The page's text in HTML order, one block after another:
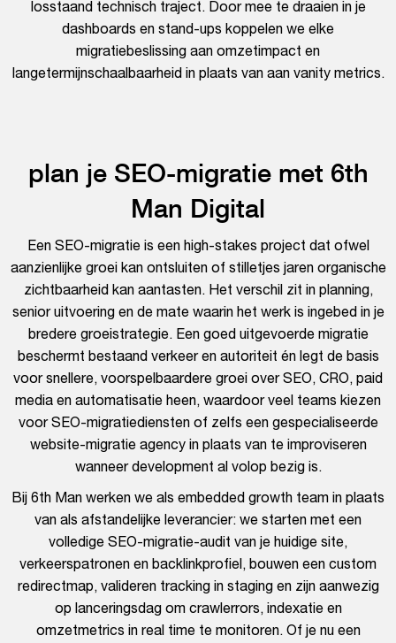
losstaand technisch traject. Door mee te draaien in je
dashboards en stand-ups koppelen we elke
migratiebeslissing aan omzetimpact en
langetermijnschaalbaarheid in plaats van aan vanity metrics.
plan je SEO-migratie met 6th
Man Digital
Een SEO-migratie is een high-stakes project dat ofwel
aanzienlijke groei kan ontsluiten of stilletjes jaren organische
zichtbaarheid kan aantasten. Het verschil zit in planning,
senior uitvoering en de mate waarin het werk is ingebed in je
bredere groeistrategie. Een goed uitgevoerde migratie
beschermt bestaand verkeer en autoriteit én legt de basis
voor snellere, voorspelbaardere groei over SEO, CRO, paid
media en automatisatie heen, waardoor veel teams kiezen
voor SEO-migratiediensten of zelfs een gespecialiseerde
website-migratie agency in plaats van te improviseren
wanneer development al volop bezig is.
Bij 6th Man werken we als embedded growth team in plaats
van als afstandelijke leverancier: we starten met een
volledige SEO-migratie-audit van je huidige site,
verkeerspatronen en backlinkprofiel, bouwen een custom
redirectmap, valideren tracking in staging en zijn aanwezig
op lanceringsdag om crawlerrors, indexatie en
omzetmetrics in real time te monitoren. Of je nu een